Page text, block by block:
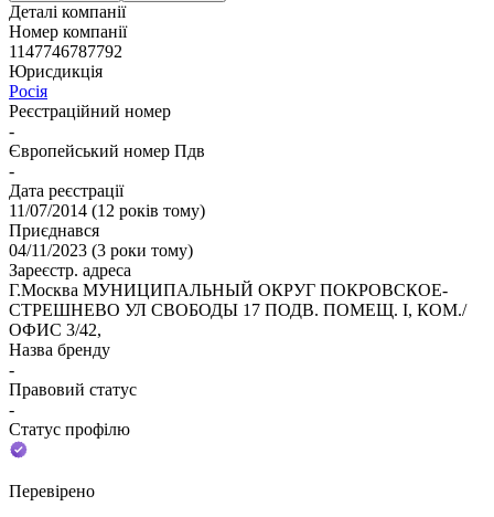
Деталі компанії
Номер компанії
1147746787792
Юрисдикція
Росія
Реєстраційний номер
-
Європейський номер Пдв
-
Дата реєстрації
11/07/2014 (12 років тому)
Приєднався
04/11/2023 (3 роки тому)
Зареєстр. адреса
Г.Москва МУНИЦИПАЛЬНЫЙ ОКРУГ ПОКРОВСКОЕ-
СТРЕШНЕВО УЛ СВОБОДЫ 17 ПОДВ. ПОМЕЩ. I, КОМ./
ОФИС 3/42,
Назва бренду
-
Правовий статус
-
Статус профілю
Перевірено